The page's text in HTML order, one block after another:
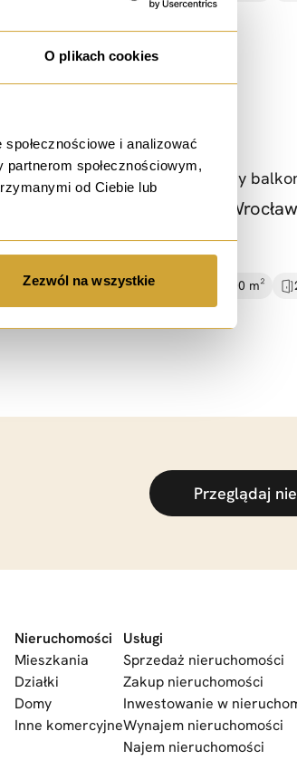
O plikach cookies
i analizować
społecznościowym,
od Ciebie lub
Zezwól na wszystkie
Gaj |Blisko tramwaj | Duży
ul. Jerzego Kukuczki, Wrocław
650 000 PLN
14 130,43 PLN / m² 46.00 m²
Rynek wtórny
parter
Przeglądaj
Nieruchomości
Mieszkania
Działki
Domy
Inne komercyjne
Usługi
Sprzedaż nieruchomości
Zakup nieruchomości
Wynajem nieruchomości
Najem nieruchomości